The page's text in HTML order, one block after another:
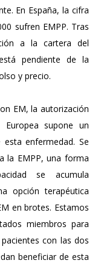
En España, la cifra
sufren EMPP. Tras
a la cartera del
pendiente de la
y precio.
EM, la autorización
supone un
enfermedad. Se
la EMPP, una forma
se acumula
opción terapéutica
en brotes. Estamos
miembros para
con las dos
beneficiar de esta